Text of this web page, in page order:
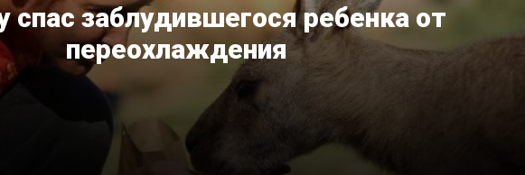
спас заблудившегося ребенка от
переохлаждения